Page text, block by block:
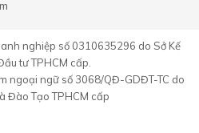
nghiệp số 0310635296 do Sở Kế
tư TPHCM cấp.
ngoại ngữ số 3068/QĐ-GDĐT-TC do
Đào Tạo TPHCM cấp